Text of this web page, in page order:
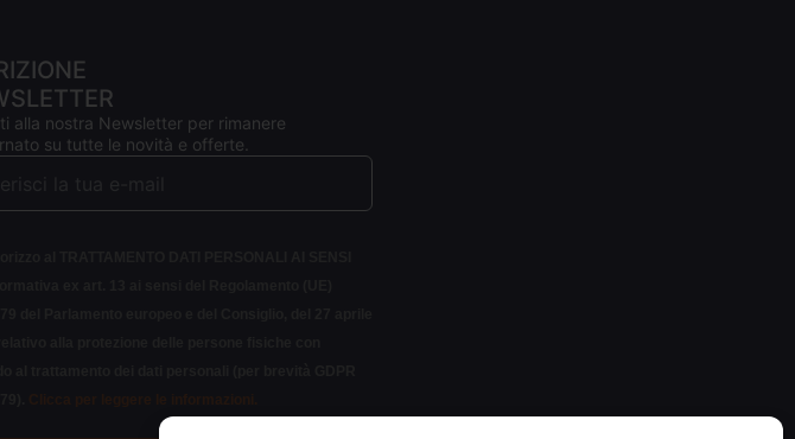
alla nostra Newsletter per rimanere
su tutte le novità e offerte.